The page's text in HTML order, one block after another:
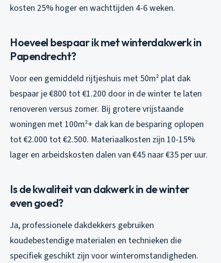
kosten 25% hoger en wachttijden 4-6 weken.
Hoeveel bespaar ik met winterdakwerk in
Papendrecht?
Voor een gemiddeld rijtjeshuis met 50m² plat dak
bespaar je €800 tot €1.200 door in de winter te laten
renoveren versus zomer. Bij grotere vrijstaande
woningen met 100m²+ dak kan de besparing oplopen
tot €2.000 tot €2.500. Materiaalkosten zijn 10-15%
lager en arbeidskosten dalen van €45 naar €35 per uur.
Is de kwaliteit van dakwerk in de winter
even goed?
Ja, professionele dakdekkers gebruiken
koudebestendige materialen en technieken die
specifiek geschikt zijn voor winteromstandigheden.